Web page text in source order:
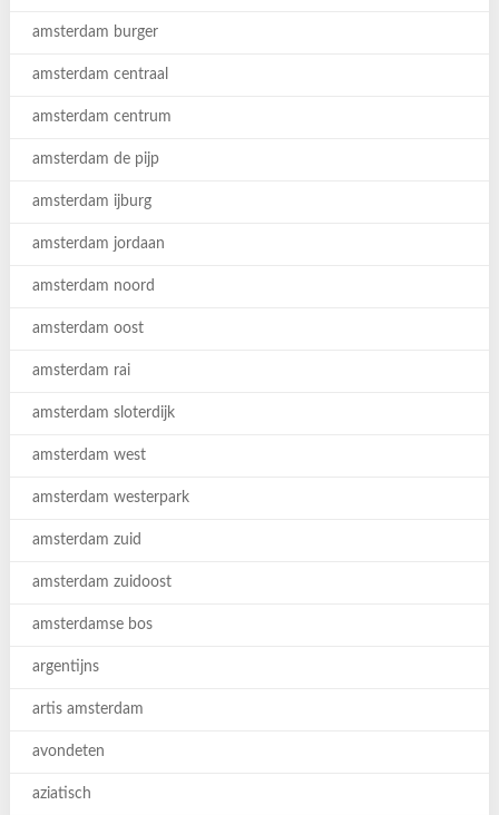
amsterdam burger
amsterdam centraal
amsterdam centrum
amsterdam de pijp
amsterdam ijburg
amsterdam jordaan
amsterdam noord
amsterdam oost
amsterdam rai
amsterdam sloterdijk
amsterdam west
amsterdam westerpark
amsterdam zuid
amsterdam zuidoost
amsterdamse bos
argentijns
artis amsterdam
avondeten
aziatisch